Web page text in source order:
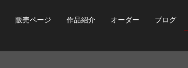
販売ページ 作品紹介 オーダー ブログ